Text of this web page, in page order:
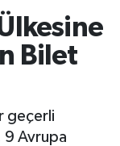
Bilet
geçerli
9 Avrupa